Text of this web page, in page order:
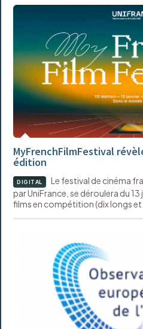
MyFrenchFilmFestival
édition
DIGITAL
Le festival de cinéma
par UniFrance, se déroulera du
films en compétition (dix longs